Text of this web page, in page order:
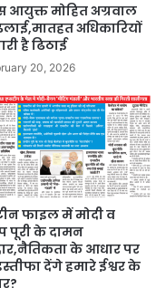
आयुक्त मोहित अग्रवाल
अधिकारियों
है ढिठाई
20, 2026
फाइल में मोदी व
पूरी के दामन
के आधार पर
देंगे हमारे ईश्वर के